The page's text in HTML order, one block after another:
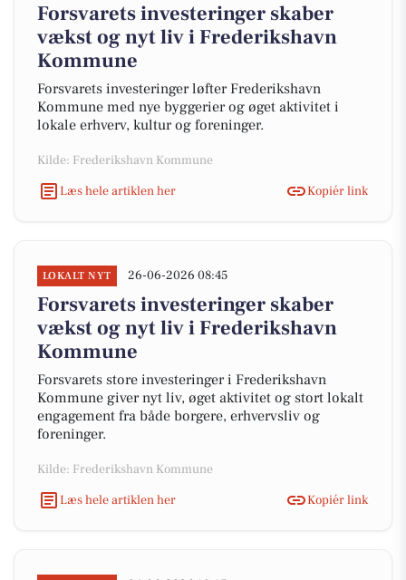
Forsvarets investeringer skaber
vækst og nyt liv i Frederikshavn
Kommune
Forsvarets investeringer løfter Frederikshavn
Kommune med nye byggerier og øget aktivitet i
lokale erhverv, kultur og foreninger.
Kilde: Frederikshavn Kommune
Læs hele artiklen her
Kopiér link
LOKALT NYT 26-06-2026 08:45
Forsvarets investeringer skaber
vækst og nyt liv i Frederikshavn
Kommune
Forsvarets store investeringer i Frederikshavn
Kommune giver nyt liv, øget aktivitet og stort lokalt
engagement fra både borgere, erhvervsliv og
foreninger.
Kilde: Frederikshavn Kommune
Læs hele artiklen her
Kopiér link